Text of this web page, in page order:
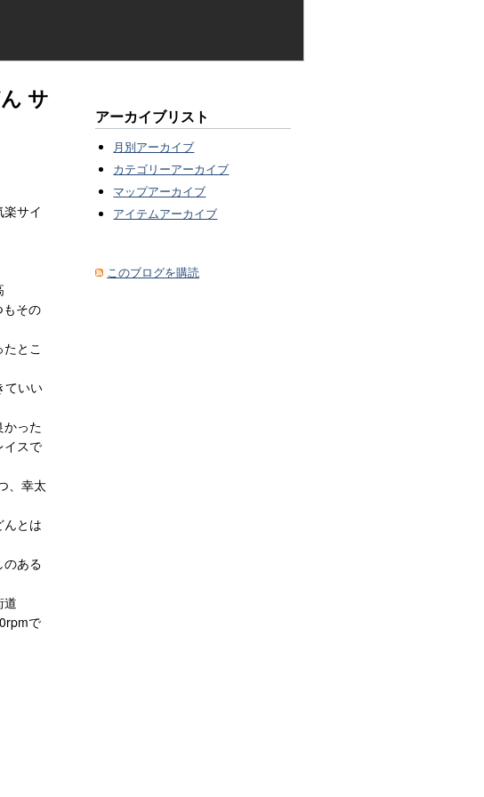
サ
サイ
もその
とこ
ていい
かった
イスで
、幸太
んとは
のある
道
で
アーカイブリスト
月別アーカイブ
カテゴリーアーカイブ
マップアーカイブ
アイテムアーカイブ
このブログを購読